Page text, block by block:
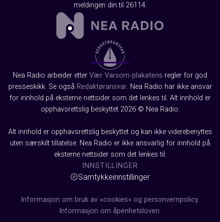
meldingen din til 26114.
Nea Radio arbeider etter Vær Varsom-plakatens regler for god
presseskikk. Se også Redaktøransvar. Nea Radio har ikke ansvar
for innhold på eksterne nettsider som det lenkes til. Alt innhold er
opphavsrettslig beskyttet 2026 © Nea Radio.
Alt innhold er opphavsrettslig beskyttet og kan ikke viderebenyttes
uten særskilt tillatelse. Nea Radio er ikke ansvarlig for innhold på
eksterne nettsider som det lenkes til.
INNSTILLINGER
Samtykkeinnstillinger
Informasjon om bruk av «cookies» og personvernpolicy.
Informasjon om åpenhetsloven.